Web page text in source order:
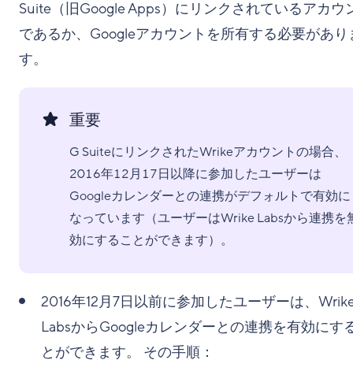
Suite（旧Google Apps）にリンクされているアカウ
であるか、Googleアカウントを所有する必要があり
す。
重要
G SuiteにリンクされたWrikeアカウントの場合、
2016年12月17日以降に参加したユーザーは
Googleカレンダーとの連携がデフォルトで有効に
なっています（ユーザーはWrike Labsから連携を
効にすることができます）。
2016年12月7日以前に参加したユーザーは、
LabsからGoogleカレンダーとの連携を有効にす
とができます。 その手順：